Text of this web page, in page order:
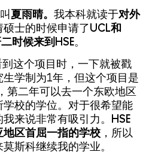
夏雨晴。 我本科就读于对外
硕士的时候申请了UCL和
时候来到HSE。
这个项目时，一下就被戳
学制为1年，但这个项目是
第二年可以去一个东欧地区
校的学位。对于很希望能
来说非常有吸引力。 HSE
区首屈一指的学校 ，所以
斯科继续我的学业。